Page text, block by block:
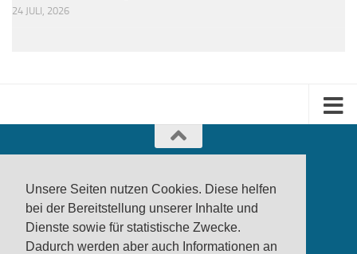
Unsere Seiten nutzen Cookies. Diese helfen
bei der Bereitstellung unserer Inhalte und
Dienste sowie für statistische Zwecke.
Dadurch werden aber auch Informationen an
24 JULI, 2026
produktwarnung.eu - 2007-2026
Made in Gerstetten |Medienzentrum Gerstetten